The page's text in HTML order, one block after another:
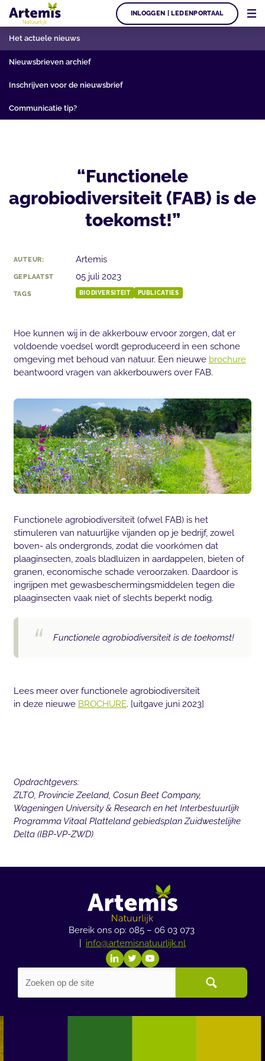
INLOGGEN | LEDENPORTAAL
Het actuele nieuws
Nieuwsbrieven archief
Inschrijven voor de nieuwsbrief
Communicatie tip?
“Functionele
agrobiodiversiteit (FAB) is de
toekomst!”
AUTEUR: Artemis
GEPLAATST 05 juli 2023
TAGS BIODIVERSITEIT PUBLICATIES
Hoe kunnen wij in de akkerbouw ervoor zorgen, dat er
voldoende voedsel wordt geproduceerd in een schone
omgeving met behoud van natuur. Een nieuwe brochure
beantwoord vragen van akkerbouwers over FAB.
Functionele agrobiodiversiteit (ofwel FAB) is het
stimuleren van natuurlijke vijanden op je bedrijf, zowel
boven- als ondergronds, zodat die voorkómen dat
plaaginsecten, zoals bladluizen in aardappelen, bieten of
granen, economische schade veroorzaken. Daardoor is
ingrijpen met gewasbeschermingsmiddelen tegen die
plaaginsecten vaak niet of slechts beperkt nodig.
Functionele agrobiodiversiteit is de toekomst!
Lees meer over functionele agrobiodiversiteit
in deze nieuwe BROCHURE. [uitgave juni 2023]
Opdrachtgevers:
ZLTO, Provincie Zeeland, Cosun Beet Company,
Wageningen University & Research en het Interbestuurlijk
Programma Vitaal Platteland gebiedsplan Zuidwestelijke
Delta (IBP-VP-ZWD)
Bereik ons op: 085 – 06 03 073
info@artemisnatuurlijk.nl